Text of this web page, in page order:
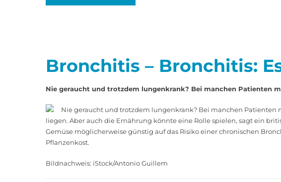
Bronchitis – Bronchitis:
Nie geraucht und trotzdem lungenkrank? Bei manchen Patienten
Nie geraucht und trotzdem lungenkrank? Bei manchen Patienten
liegen. Aber auch die Ernährung könnte eine Rolle spielen, sagt ein
Gemüse möglicherweise günstig auf das Risiko einer chronischen
Pflanzenkost.
Bildnachweis: iStock/Antonio Guillem